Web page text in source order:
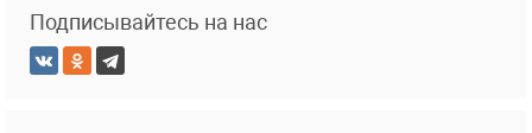
Подписывайтесь на нас